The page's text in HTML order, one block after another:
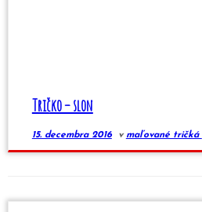
Tričko – slon
15. decembra 2016v maľované tričká